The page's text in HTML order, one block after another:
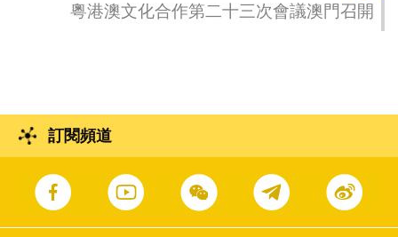
粵港澳文化合作第二十三次會議澳門召開
訂閱頻道